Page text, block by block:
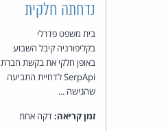
נדחתה חלקית
בית משפט פדרלי
בקליפורניה קיבל השבוע
באופן חלקי את בקשת חברת
SerpApi לדחיית התביעה
שהגישה ...
זמן קריאה:דקה אחת